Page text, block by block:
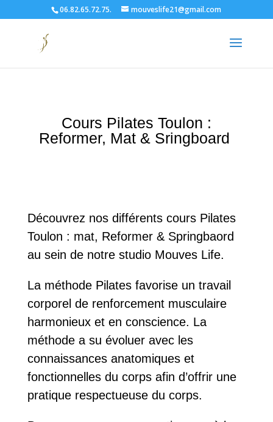
06.82.65.72.75. mouveslife21@gmail.com
Cours Pilates Toulon :
Reformer, Mat & Sringboard
Découvrez nos différents cours Pilates
Toulon : mat, Reformer & Springbaord
au sein de notre studio Mouves Life.
La méthode Pilates favorise un travail
corporel de renforcement musculaire
harmonieux et en conscience. La
méthode a su évoluer avec les
connaissances anatomiques et
fonctionnelles du corps afin d’offrir une
pratique respectueuse du corps.